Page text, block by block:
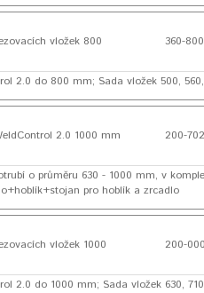
vložek 800 360-
2.0 do 800 mm; Sada vložek 500,
2.0 1000 mm 200-
o průměru 630 - 1000 mm, v
pro hoblík a zrcadlo
vložek 1000 200-
2.0 do 1000 mm; Sada vložek 630,